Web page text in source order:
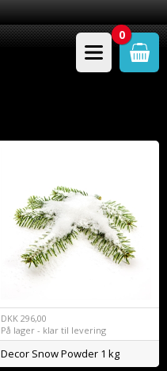
0
DKK 296,00
På lager - klar til levering
Decor Snow Powder 1 kg